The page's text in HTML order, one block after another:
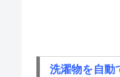
洗濯物を自動